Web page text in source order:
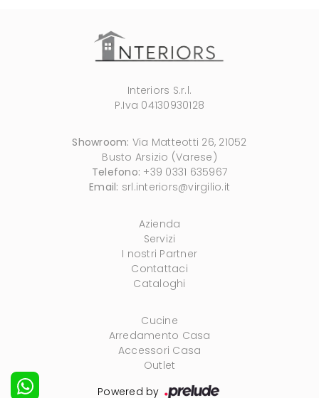
Interiors S.r.l.
P.Iva 04130930128
Showroom: Via Matteotti 26, 21052
Busto Arsizio (Varese)
Telefono: +39 0331 635967
Email: srl.interiors@virgilio.it
Azienda
Servizi
I nostri Partner
Contattaci
Cataloghi
Cucine
Arredamento Casa
Accessori Casa
Outlet
Powered by